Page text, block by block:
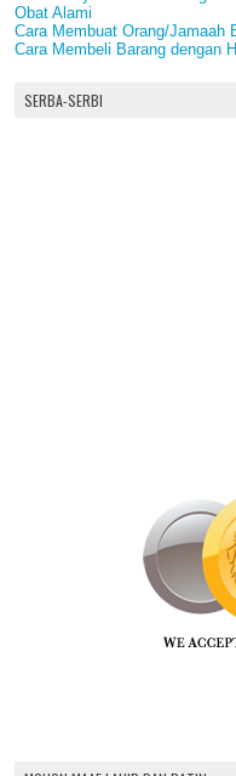
Obat Alami
Cara Membuat Orang/Jamaah
Cara Membeli Barang dengan
SERBA-SERBI